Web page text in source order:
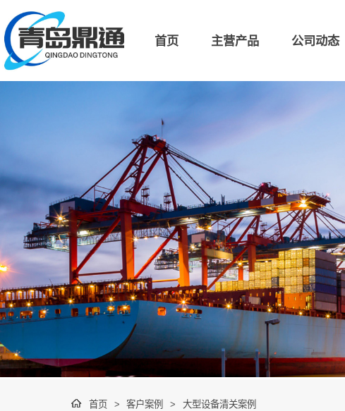
首页 主营产品 公司动态
首页 > 客户案例 > 大型设备清关案例